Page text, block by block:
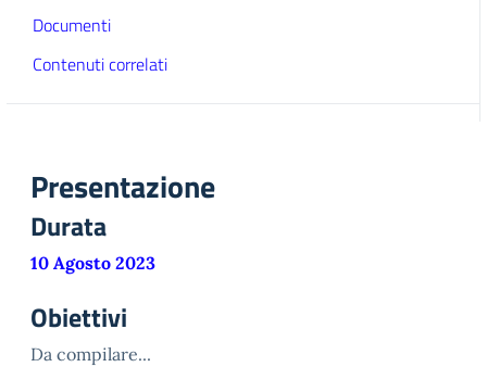
Documenti
Contenuti correlati
Presentazione
Durata
10 Agosto 2023
Obiettivi
Da compilare...